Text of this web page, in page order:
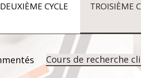
DEUXIÈME CYCLE TROISIÈME
Cours de recherche